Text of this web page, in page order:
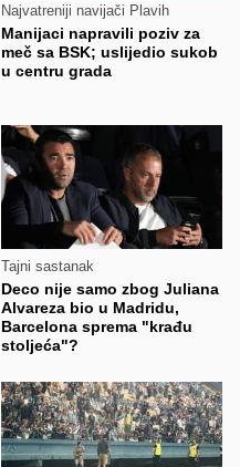
Najvatreniji navijači Plavih
Manijaci napravili poziv za
meč sa BSK; uslijedio sukob
u centru grada
Tajni sastanak
Deco nije samo zbog Juliana
Alvareza bio u Madridu,
Barcelona sprema "krađu
stoljeća"?